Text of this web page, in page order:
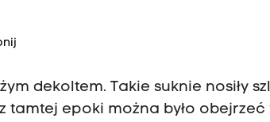
dekoltem. Takie suknie nosiły
epoki można było obejrzeć